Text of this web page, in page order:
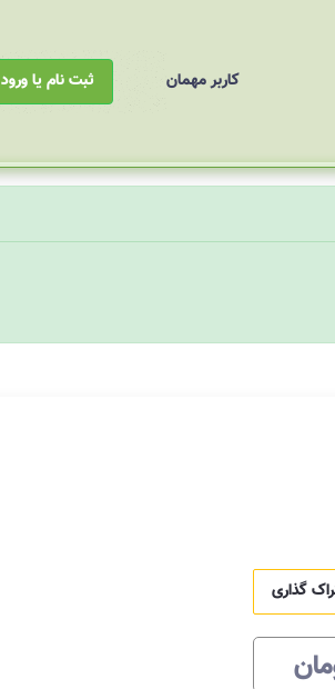
کاربر مهمان ثبت نام یا ورود
گذاری